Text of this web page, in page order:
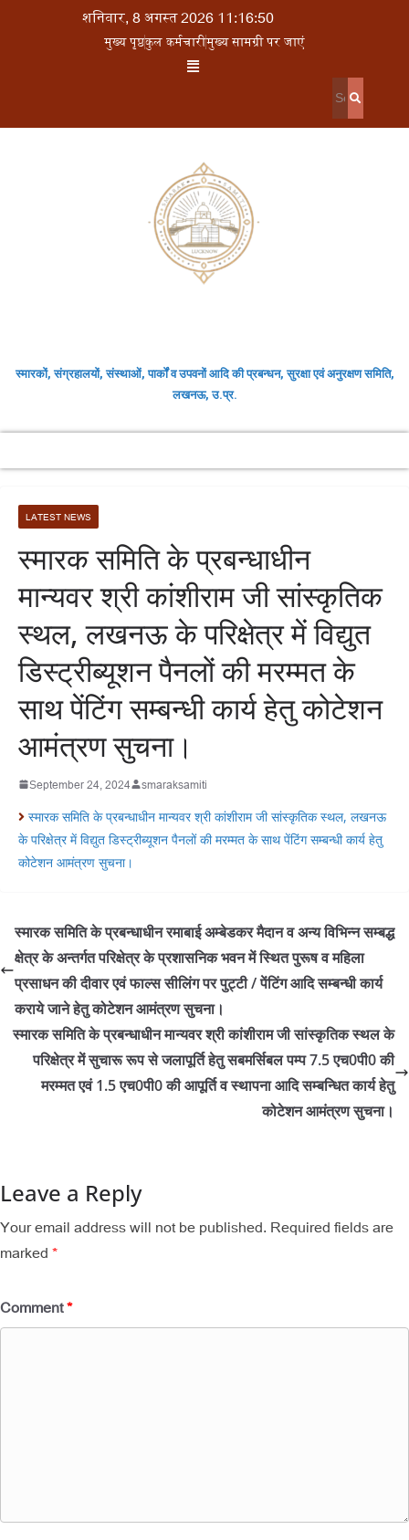
शनिवार, 8 अगस्त 2026 11:16:50
मुख्य पृष्ठकुल कर्मचारीमुख्य सामग्री पर जाएं
स्मारकों, संग्रहालयों, संस्थाओं, पार्कों व उपवनों आदि की प्रबन्धन, सुरक्षा एवं अनुरक्षण समिति,
लखनऊ, उ.प्र.
LATEST NEWS
स्मारक समिति के प्रबन्धाधीन
मान्यवर श्री कांशीराम जी सांस्कृतिक
स्थल, लखनऊ के परिक्षेत्र में विद्युत
डिस्ट्रीब्यूशन पैनलों की मरम्मत के
साथ पेंटिंग सम्बन्धी कार्य हेतु कोटेशन
आमंत्रण सुचना।
September 24, 2024 smaraksamiti
स्मारक समिति के प्रबन्धाधीन मान्यवर श्री कांशीराम जी सांस्कृतिक स्थल, लखनऊ
के परिक्षेत्र में विद्युत डिस्ट्रीब्यूशन पैनलों की मरम्मत के साथ पेंटिंग सम्बन्धी कार्य हेतु
कोटेशन आमंत्रण सुचना।
स्मारक समिति के प्रबन्धाधीन रमाबाई अम्बेडकर मैदान व अन्य विभिन्न सम्बद्ध
क्षेत्र के अन्तर्गत परिक्षेत्र के प्रशासनिक भवन में स्थित पुरूष व महिला
प्रसाधन की दीवार एवं फाल्स सीलिंग पर पुट्टी / पेंटिंग आदि सम्बन्धी कार्य
कराये जाने हेतु कोटेशन आमंत्रण सुचना।
स्मारक समिति के प्रबन्धाधीन मान्यवर श्री कांशीराम जी सांस्कृतिक स्थल के
परिक्षेत्र में सुचारू रूप से जलापूर्ति हेतु सबमर्सिबल पम्प 7.5 एच0पी0 की
मरम्मत एवं 1.5 एच0पी0 की आपूर्ति व स्थापना आदि सम्बन्धित कार्य हेतु
कोटेशन आमंत्रण सुचना।
Leave a Reply
Your email address will not be published. Required fields are
marked *
Comment*